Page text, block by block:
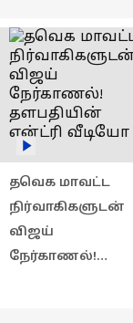
தவெக மாவட்ட
நிர்வாகிகளுடன்
விஜய்
நேர்காணல்!